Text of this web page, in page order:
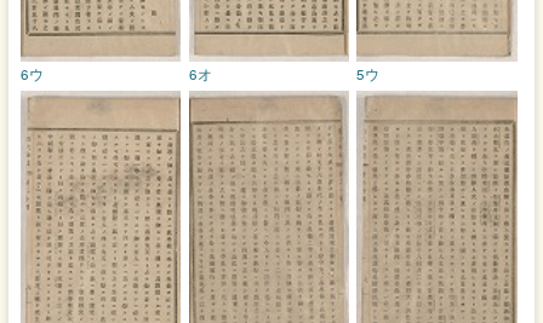
5ウ
6オ
6ウ